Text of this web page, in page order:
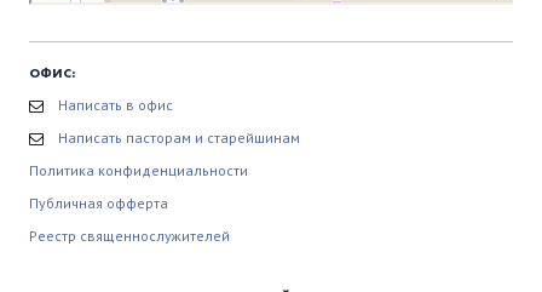
ОФИС:
Написать в офис
Написать пасторам и старейшинам
Политика конфиденциальности
Публичная офферта
Реестр священнослужителей